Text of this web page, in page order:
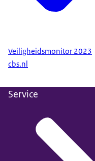
Veiligheidsmonitor 2023
cbs.nl
Service